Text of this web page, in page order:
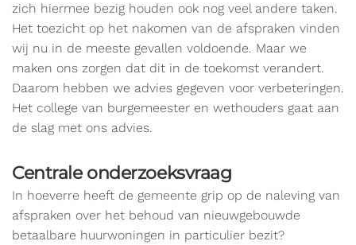
zich hiermee bezig houden ook nog veel andere taken.
Het toezicht op het nakomen van de afspraken vinden
wij nu in de meeste gevallen voldoende. Maar we
maken ons zorgen dat dit in de toekomst verandert.
Daarom hebben we advies gegeven voor verbeteringen.
Het college van burgemeester en wethouders gaat aan
de slag met ons advies.
Centrale onderzoeksvraag
In hoeverre heeft de gemeente grip op de naleving van
afspraken over het behoud van nieuwgebouwde
betaalbare huurwoningen in particulier bezit?